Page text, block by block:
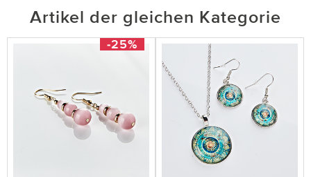
Artikel der gleichen Kategorie
-25%